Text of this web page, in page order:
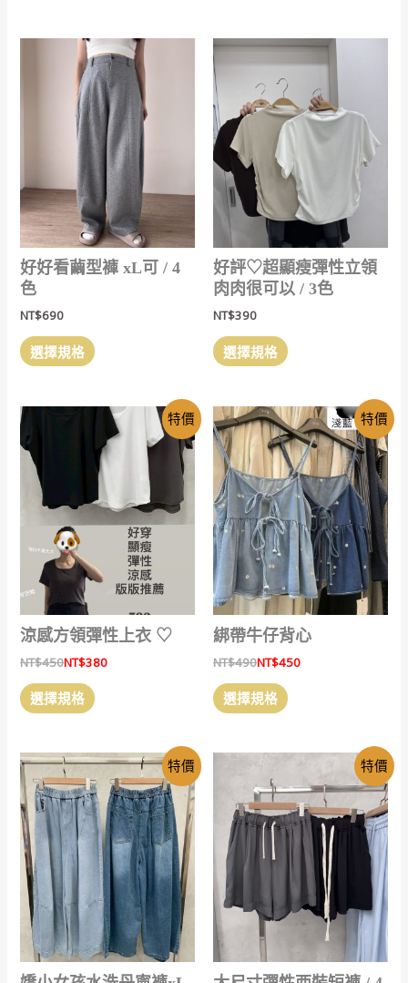
有
多
種
款
式。
可
在
產
品
頁
面
選
有
種
款
式。
可
在
產
品
頁
面
選
擇
好好看繭型褲 xL可 / 4
色
NT$690
選擇規格 產
有
種
款
式。
可
在
品
面
選
擇
項
好評‎♡超顯瘦彈性立領
肉肉很可以 / 3色
NT$390
選擇規格 產
有
多
種
款
式。
可
在
產
品
頁
面
選
擇
項
特價
涼感方領彈性上衣 ‎♡
NT$450NT$380
選擇規格 產
有
多
種
款
式。
可
在
產
品
頁
面
選
特價
綁帶牛仔背心
NT$490NT$450
選擇規格 產
有
種
款
式。
產
品
面
選
特價 特價